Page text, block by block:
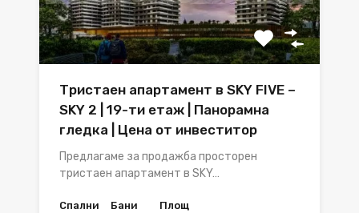
Тристаен апартамент в SKY FIVE –
SKY 2 | 19-ти етаж | Панорамна
гледка | Цена от инвеститор
Предлагаме за продажба просторен
тристаен апартамент в SKY…
Спални Бани Площ